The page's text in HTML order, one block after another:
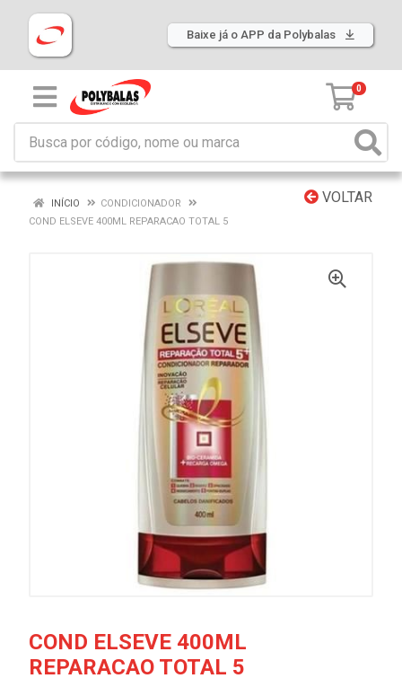
Baixe já o APP da Polybalas
0
VOLTAR
INÍCIO
CONDICIONADOR
COND ELSEVE 400ML REPARACAO TOTAL 5
COND ELSEVE 400ML
REPARACAO TOTAL 5